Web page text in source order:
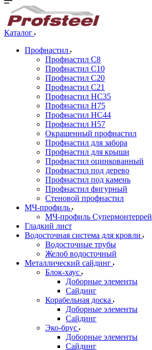
Каталог
Профнастил
Профнастил С8
Профнастил С10
Профнастил С20
Профнастил С21
Профнастил НС35
Профнастил Н75
Профнастил HC44
Профнастил Н57
Окрашенный профнастил
Профнастил для забора
Профнастил для крыши
Профнастил оцинкованный
Профнастил под дерево
Профнастил под камень
Профнастил фигурный
Стеновой профнастил
МЧ-профиль
МЧ-профиль Супермонтеррей
Гладкий лист
Водосточная система для кровли
Водосточные трубы
Желоб водосточный
Металлический сайдинг
Блок-хаус
Доборные элементы
Сайдинг
Корабельная доска
Доборные элементы
Сайдинг
Эко-брус
Доборные элементы
Сайдинг